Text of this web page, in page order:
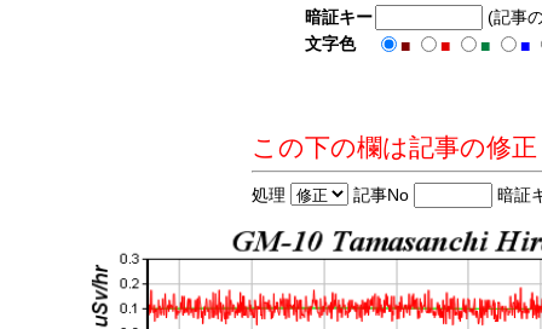
暗証キー
(記事
文字色
■ ■ ■ ■
この下の欄は記事の修
処理 記事No 暗証